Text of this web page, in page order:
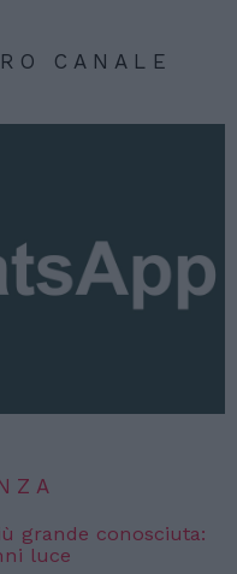
CANALE
grande conosciuta:
luce